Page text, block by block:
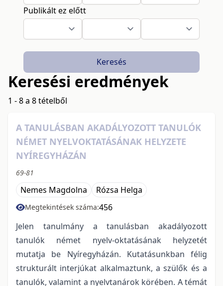
Publikált ez előtt
Keresés
Keresési eredmények
1 - 8 a 8 tételből
A TANULÁSBAN AKADÁLYOZOTT TANULÓK
NÉMET NYELVOKTATÁSÁNAK HELYZETE
NYÍREGYHÁZÁN
69-81
Nemes Magdolna Rózsa Helga
Megtekintések száma:456
Jelen tanulmány a tanulásban akadályozott
tanulók német nyelv-oktatásának helyzetét
mutatja be Nyíregyházán. Kutatásunkban félig
strukturált interjúkat alkalmaztunk, a szülők és a
tanulók, valamint a nyelvtanárok körében. A témát